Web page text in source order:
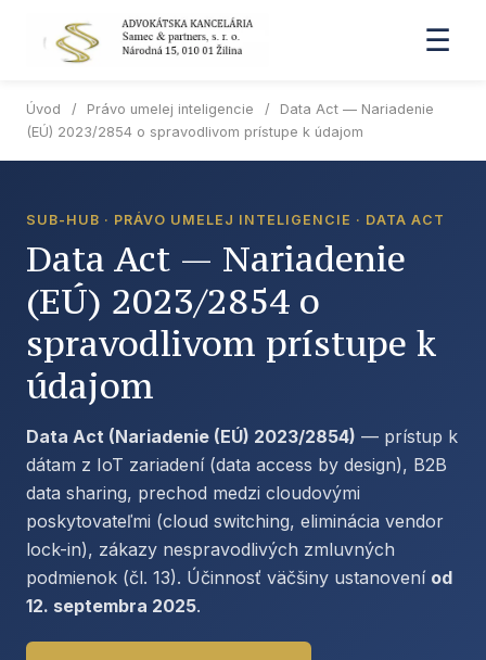
☰
Úvod / Právo umelej inteligencie /
Data Act — Nariadenie
(EÚ) 2023/2854 o spravodlivom prístupe k údajom
SUB-HUB · PRÁVO UMELEJ INTELIGENCIE · DATA ACT
Data Act — Nariadenie
(EÚ) 2023/2854 o
spravodlivom prístupe k
údajom
Data Act (Nariadenie (EÚ) 2023/2854) — prístup k
dátam z IoT zariadení (data access by design), B2B
data sharing, prechod medzi cloudovými
poskytovateľmi (cloud switching, eliminácia vendor
lock-in), zákazy nespravodlivých zmluvných
podmienok (čl. 13). Účinnosť väčšiny ustanovení od
12. septembra 2025.